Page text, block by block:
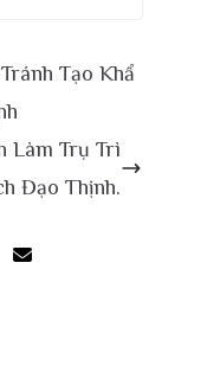
Tạo Khẩ
Làm Trụ Trì
Đạo Thịnh.